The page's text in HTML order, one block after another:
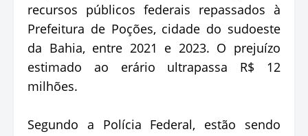
recursos públicos federais repassados à
Prefeitura de Poções, cidade do sudoeste
da Bahia, entre 2021 e 2023. O prejuízo
estimado ao erário ultrapassa R$ 12
milhões.
Segundo a Polícia Federal, estão sendo